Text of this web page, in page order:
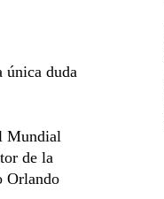
única duda
Mundial
de la
Orlando